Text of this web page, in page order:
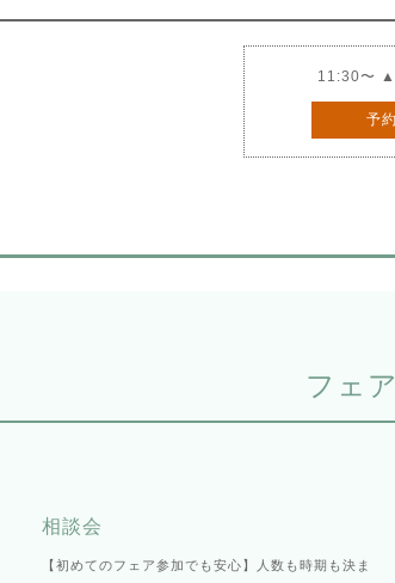
11:30〜 ▲
予
フェ
相談会
【初めてのフェア参加でも安心】人数も時期も決ま